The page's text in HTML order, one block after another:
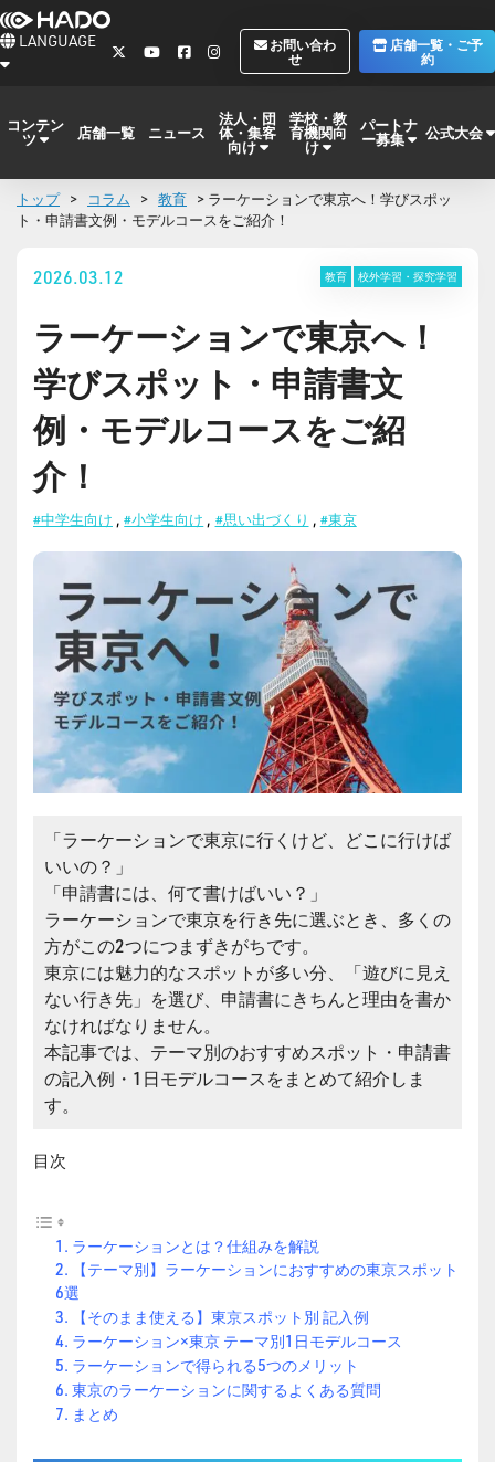
LANGUAGE
お問い合わ
せ
店舗一覧・ご予
約
コンテン
ツ 店舗一覧 ニュース
法人・団
体・集客
向け
学校・教
育機関向
け
パートナ
ー募集 公式大会
トップ > コラム > 教育 > ラーケーションで東京へ！学びスポッ
ト・申請書文例・モデルコースをご紹介！
2026.03.12 教育 校外学習・探究学習
ラーケーションで東京へ！
学びスポット・申請書文
例・モデルコースをご紹
介！
#中学生向け , #小学生向け , #思い出づくり , #東京
「ラーケーションで東京に行くけど、どこに行けば
いいの？」
「申請書には、何て書けばいい？」
ラーケーションで東京を行き先に選ぶとき、多くの
方がこの2つにつまずきがちです。
東京には魅力的なスポットが多い分、「遊びに見え
ない行き先」を選び、申請書にきちんと理由を書か
なければなりません。
本記事では、テーマ別のおすすめスポット・申請書
の記入例・1日モデルコースをまとめて紹介しま
す。
目次
ラーケーションとは？仕組みを解説
【テーマ別】ラーケーションにおすすめの東京スポット
6選
【そのまま使える】東京スポット別 記入例
ラーケーション×東京 テーマ別1日モデルコース
ラーケーションで得られる5つのメリット
東京のラーケーションに関するよくある質問
まとめ